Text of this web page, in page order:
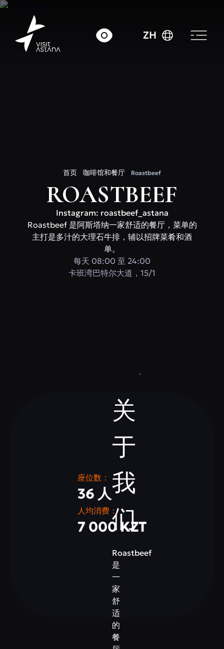
ZH
首页 咖啡馆和餐厅 Roastbeef
ROASTBEEF
Instagram: roastbeef_astana
Roastbeef 是阿斯塔纳一家舒适的餐厅，菜单的
主打是多汁的大理石牛排，辅以招牌菜肴和酒
单。
每天 08:00 至 24:00
卡班湾巴特尔大道，15/1
关
于
我
们
Roastbeef
是
一
家
舒
适
的
餐
座位数：
36 人
人均消费：
7 000 KZT